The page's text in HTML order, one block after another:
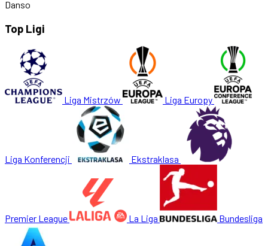
Danso
Top Ligi
Liga Mistrzów Liga Europy
Liga Konferencji Ekstraklasa
Premier League La Liga Bundesliga